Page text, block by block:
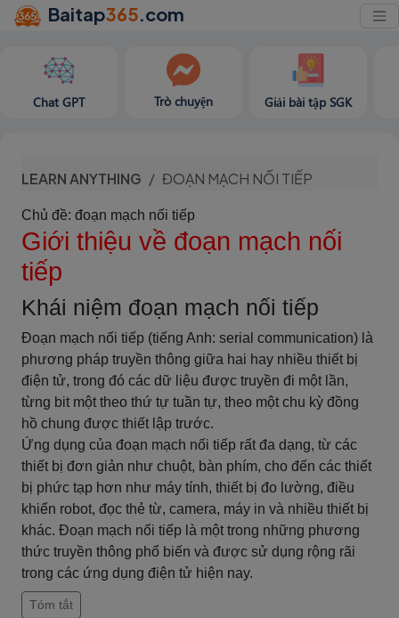
Baitap365.com
Chat GPT Trò chuyện Giải bài tập SGK
LEARN ANYTHING ĐOẠN MẠCH NỐI TIẾP
Chủ đề: đoạn mạch nối tiếp
Giới thiệu về đoạn mạch nối
tiếp
Khái niệm đoạn mạch nối tiếp
Đoạn mạch nối tiếp (tiếng Anh: serial communication) là
phương pháp truyền thông giữa hai hay nhiều thiết bị
điện tử, trong đó các dữ liệu được truyền đi một lần,
từng bit một theo thứ tự tuần tự, theo một chu kỳ đồng
hồ chung được thiết lập trước.
Ứng dụng của đoạn mạch nối tiếp rất đa dạng, từ các
thiết bị đơn giản như chuột, bàn phím, cho đến các thiết
bị phức tạp hơn như máy tính, thiết bị đo lường, điều
khiển robot, đọc thẻ từ, camera, máy in và nhiều thiết bị
khác. Đoạn mạch nối tiếp là một trong những phương
thức truyền thông phổ biến và được sử dụng rộng rãi
trong các ứng dụng điện tử hiện nay.
Tóm tắt